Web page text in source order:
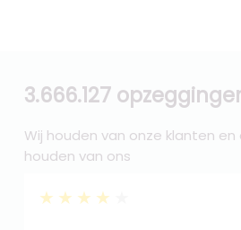
3.666.127
Wij houden van onze klanten
houden van ons
★★★★★